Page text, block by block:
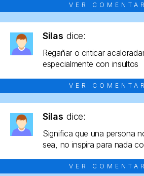
VER
Silas dice:
Regañar o criticar
especialmente con insultos
VER
Silas dice:
Significa que una persona
sea, no inspira para nada
VER